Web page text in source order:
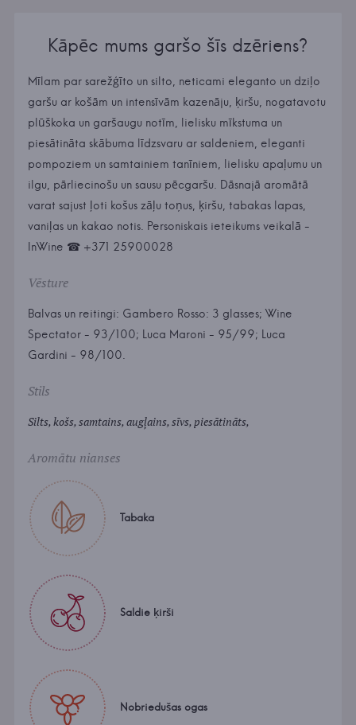
Kāpēc mums garšo šīs dzēriens?
Mīlam par sarežģīto un silto, neticami eleganto un dziļo
garšu ar košām un intensīvām kazenāju, ķiršu, nogatavotu
plūškoka un garšaugu notīm, lielisku mīkstuma un
piesātināta skābuma līdzsvaru ar saldeniem, eleganti
pompoziem un samtainiem tanīniem, lielisku apaļumu un
ilgu, pārliecinošu un sausu pēcgaršu. Dāsnajā aromātā
varat sajust ļoti košus zāļu toņus, ķiršu, tabakas lapas,
vaniļas un kakao notis. Personiskais ieteikums veikalā -
InWine ☎ +371 25900028
Vēsture
Balvas un reitingi: Gambero Rosso: 3 glasses; Wine
Spectator - 93/100; Luca Maroni - 95/99; Luca
Gardini - 98/100.
Stils
Silts, košs, samtains, augļains, sīvs, piesātināts,
Aromātu nianses
Tabaka
Saldie ķirši
Nobriedušas ogas